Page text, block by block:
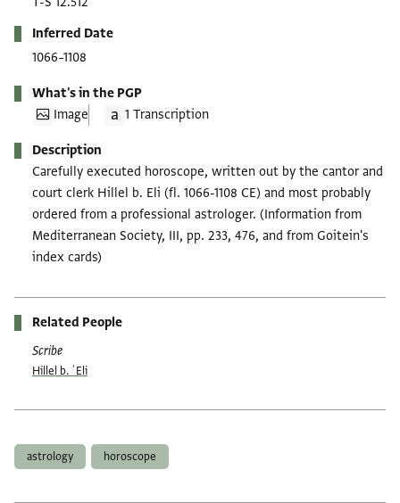
Inferred Date
1066–1108
What's in the PGP
Image
1 Transcription
Description
Carefully executed horoscope, written out by the cantor and
court clerk Hillel b. Eli (fl. 1066-1108 CE) and most probably
ordered from a professional astrologer. (Information from
Mediterranean Society, III, pp. 233, 476, and from Goitein's
index cards)
Related People
Scribe
Hillel b. ʿEli
astrology horoscope